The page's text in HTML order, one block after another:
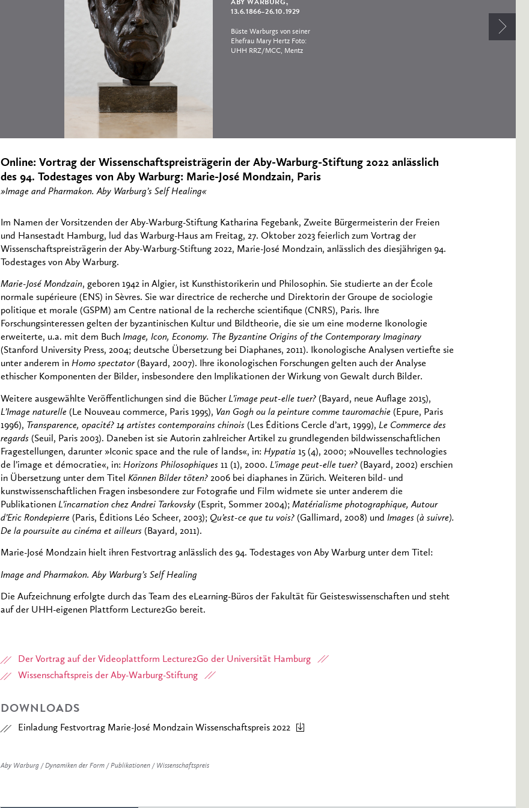
ABY WARBURG,
13.6.1866–26.10.1929
Büste Warburgs von seiner
Ehefrau Mary Hertz Foto:
UHH RRZ/MCC, Mentz
Online: Vortrag der Wissenschaftspreisträgerin der Aby-Warburg-Stiftung 2022 anlässlich
des 94. Todestages von Aby Warburg: Marie-José Mondzain, Paris
»Image and Pharmakon. Aby Warburg’s Self Healing«
Im Namen der Vorsitzenden der Aby-Warburg-Stiftung Katharina Fegebank, Zweite Bürgermeisterin der Freien
und Hansestadt Hamburg, lud das Warburg-Haus am Freitag, 27. Oktober 2023 feierlich zum Vortrag der
Wissenschaftspreisträgerin der Aby-Warburg-Stiftung 2022, Marie-José Mondzain, anlässlich des diesjährigen 94.
Todestages von Aby Warburg.
Marie-José Mondzain, geboren 1942 in Algier, ist Kunsthistorikerin und Philosophin. Sie studierte an der École
normale supérieure (ENS) in Sèvres. Sie war directrice de recherche und Direktorin der Groupe de sociologie
politique et morale (GSPM) am Centre national de la recherche scientifique (CNRS), Paris. Ihre
Forschungsinteressen gelten der byzantinischen Kultur und Bildtheorie, die sie um eine moderne Ikonologie
erweiterte, u.a. mit dem Buch Image, Icon, Economy. The Byzantine Origins of the Contemporary Imaginary
(Stanford University Press, 2004; deutsche Übersetzung bei Diaphanes, 2011). Ikonologische Analysen vertiefte sie
unter anderem in Homo spectator(Bayard, 2007). Ihre ikonologischen Forschungen gelten auch der Analyse
ethischer Komponenten der Bilder, insbesondere den Implikationen der Wirkung von Gewalt durch Bilder.
Weitere ausgewählte Veröffentlichungen sind die Bücher L’image peut-elle tuer? (Bayard, neue Auflage 2015),
L’Image naturelle (Le Nouveau commerce, Paris 1995), Van Gogh ou la peinture comme tauromachie (Epure, Paris
1996), Transparence, opacité? 14 artistes contemporains chinois (Les Éditions Cercle d’art, 1999), Le Commerce des
regards (Seuil, Paris 2003). Daneben ist sie Autorin zahlreicher Artikel zu grundlegenden bildwissenschaftlichen
Fragestellungen, darunter »Iconic space and the rule of lands«, in: Hypatia 15 (4), 2000; »Nouvelles technologies
de l’image et démocratie«, in: Horizons Philosophiques 11 (1), 2000. L’image peut-elle tuer? (Bayard, 2002) erschien
in Übersetzung unter dem Titel Können Bilder töten? 2006 bei diaphanes in Zürich. Weiteren bild- und
kunstwissenschaftlichen Fragen insbesondere zur Fotografie und Film widmete sie unter anderem die
Publikationen L’incarnation chez Andrei Tarkovsky (Esprit, Sommer 2004); Matérialisme photographique, Autour
d’Eric Rondepierre (Paris, Éditions Léo Scheer, 2003); Qu’est-ce que tu vois? (Gallimard, 2008) und Images (à suivre).
De la poursuite au cinéma et ailleurs (Bayard, 2011).
Marie-José Mondzain hielt ihren Festvortrag anlässlich des 94. Todestages von Aby Warburg unter dem Titel:
Image and Pharmakon. Aby Warburg’s Self Healing
Die Aufzeichnung erfolgte durch das Team des eLearning-Büros der Fakultät für Geisteswissenschaften und steht
auf der UHH-eigenen Plattform Lecture2Go bereit.
Der Vortrag auf der Videoplattform Lecture2Go der Universität Hamburg
Wissenschaftspreis der Aby-Warburg-Stiftung
DOWNLOADS
Einladung Festvortrag Marie-José Mondzain Wissenschaftspreis 2022
Aby Warburg / Dynamiken der Form / Publikationen / Wissenschaftspreis